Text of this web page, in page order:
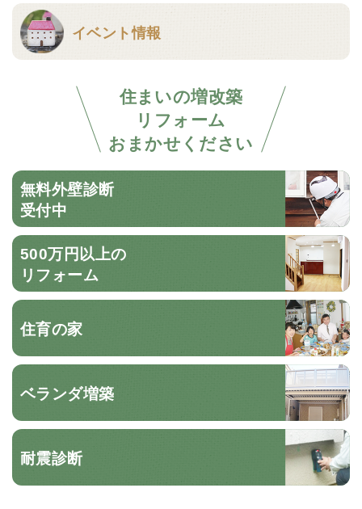
イベント情報
住まいの増改築
リフォーム
おまかせください
無料外壁診断
受付中
500万円以上の
リフォーム
住育の家
ベランダ増築
耐震診断